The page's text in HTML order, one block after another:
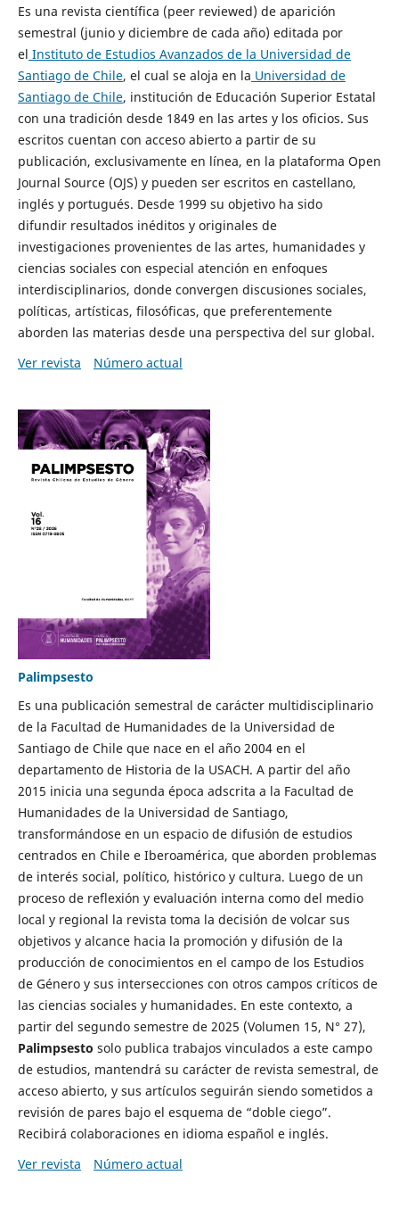
Es una revista científica (peer reviewed) de aparición
semestral (junio y diciembre de cada año) editada por
el Instituto de Estudios Avanzados de la Universidad de
Santiago de Chile, el cual se aloja en la Universidad de
Santiago de Chile, institución de Educación Superior Estatal
con una tradición desde 1849 en las artes y los oficios. Sus
escritos cuentan con acceso abierto a partir de su
publicación, exclusivamente en línea, en la plataforma Open
Journal Source (OJS) y pueden ser escritos en castellano,
inglés y portugués. Desde 1999 su objetivo ha sido
difundir resultados inéditos y originales de
investigaciones provenientes de las artes, humanidades y
ciencias sociales con especial atención en enfoques
interdisciplinarios, donde convergen discusiones sociales,
políticas, artísticas, filosóficas, que preferentemente
aborden las materias desde una perspectiva del sur global.
Ver revista
Número actual
Palimpsesto
Es una publicación semestral de carácter multidisciplinario
de la Facultad de Humanidades de la Universidad de
Santiago de Chile que nace en el año 2004 en el
departamento de Historia de la USACH. A partir del año
2015 inicia una segunda época adscrita a la Facultad de
Humanidades de la Universidad de Santiago,
transformándose en un espacio de difusión de estudios
centrados en Chile e Iberoamérica, que aborden problemas
de interés social, político, histórico y cultura. Luego de un
proceso de reflexión y evaluación interna como del medio
local y regional la revista toma la decisión de volcar sus
objetivos y alcance hacia la promoción y difusión de la
producción de conocimientos en el campo de los Estudios
de Género y sus intersecciones con otros campos críticos de
las ciencias sociales y humanidades. En este contexto, a
partir del segundo semestre de 2025 (Volumen 15, N° 27),
Palimpsesto solo publica trabajos vinculados a este campo
de estudios, mantendrá su carácter de revista semestral, de
acceso abierto, y sus artículos seguirán siendo sometidos a
revisión de pares bajo el esquema de “doble ciego”.
Recibirá colaboraciones en idioma español e inglés.
Ver revista
Número actual